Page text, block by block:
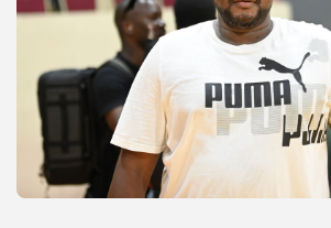
Search